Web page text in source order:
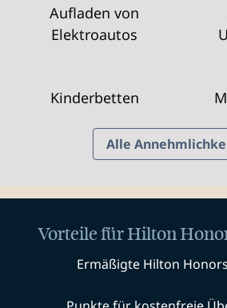
Aufladen von
Elektroautos
Kinderbetten
Alle
Vorteile für Hilton
Ermäßigte Hilton